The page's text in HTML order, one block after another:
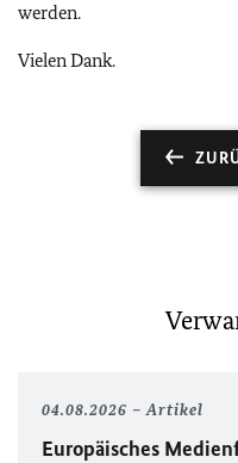
werden.
Vielen Dank.
04.08.2026 Artikel
Europäisches